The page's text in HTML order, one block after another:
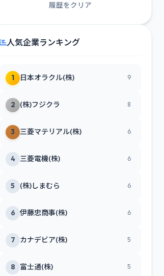
履歴をクリア
人気企業ランキング
1 日本オラクル(株) 9
2 (株)フジクラ 8
3 三菱マテリアル(株) 6
4 三菱電機(株) 6
5 (株)しまむら 6
6 伊藤忠商事(株) 6
7 カナデビア(株) 5
8 富士通(株) 5